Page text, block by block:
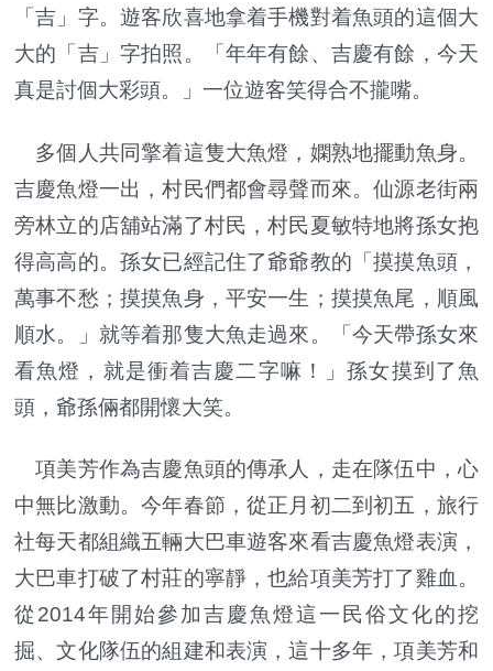
「吉」字。遊客欣喜地拿着手機對着魚頭的這個大
大的「吉」字拍照。「年年有餘、吉慶有餘，今天
真是討個大彩頭。」一位遊客笑得合不攏嘴。
多個人共同擎着這隻大魚燈，嫻熟地擺動魚身。
吉慶魚燈一出，村民們都會尋聲而來。仙源老街兩
旁林立的店舖站滿了村民，村民夏敏特地將孫女抱
得高高的。孫女已經記住了爺爺教的「摸摸魚頭，
萬事不愁；摸摸魚身，平安一生；摸摸魚尾，順風
順水。」就等着那隻大魚走過來。「今天帶孫女來
看魚燈，就是衝着吉慶二字嘛！」孫女摸到了魚
頭，爺孫倆都開懷大笑。
項美芳作為吉慶魚頭的傳承人，走在隊伍中，心
中無比激動。今年春節，從正月初二到初五，旅行
社每天都組織五輛大巴車遊客來看吉慶魚燈表演，
大巴車打破了村莊的寧靜，也給項美芳打了雞血。
從2014年開始參加吉慶魚燈這一民俗文化的挖
掘、文化隊伍的組建和表演，這十多年，項美芳和